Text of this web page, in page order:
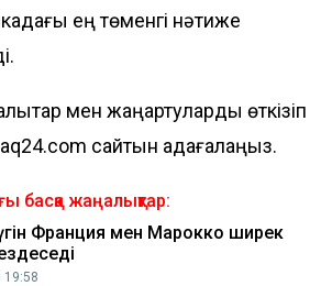
ең төменгі нәтиже
мен жаңартуларды өткізіп
сайтын қадағалаңыз.
басқа жаңалықтар:
Франция мен Марокко ширек
19:58